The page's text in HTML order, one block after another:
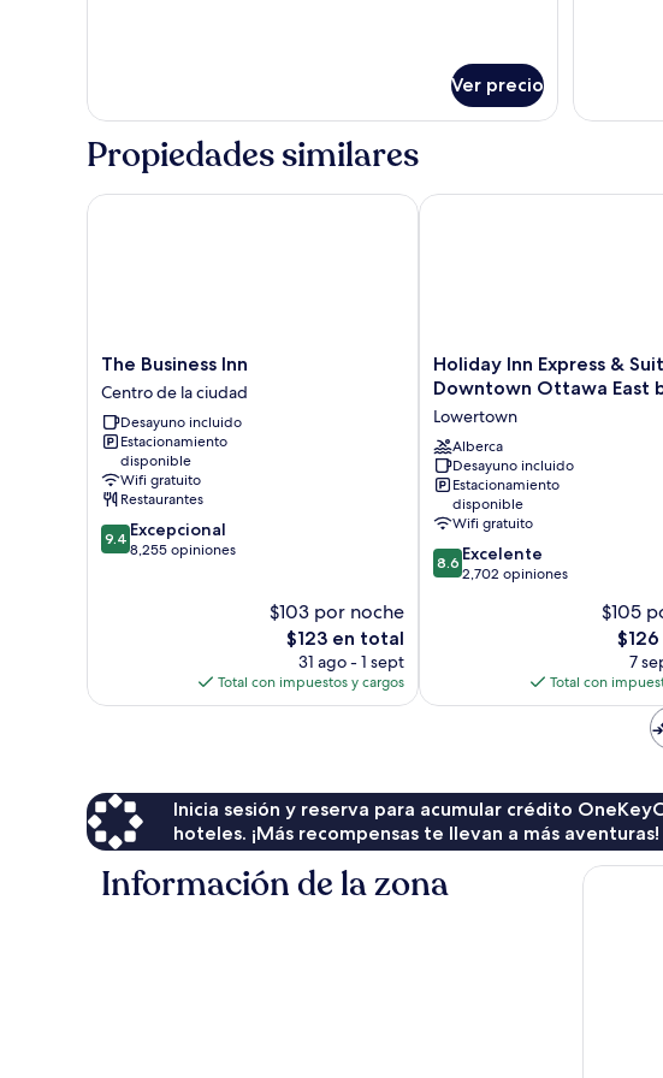
Ver precio
Propiedades similares
The
Business
Inn
Centro
de
la
ciudad
The Business Inn
Centro de la ciudad
Desayuno incluido
Estacionamiento
disponible
Wifi gratuito
Restaurantes
9.4
de
9.4 Excepcional
8,255 opiniones
$103 por noche
El
precio
actual
es
$123 en total
31 ago - 1 sept
Total con impuestos y cargos
The Business Inn
Holiday
Inn
&
Suites
Downtown
Ottawa
East
by
IHG
Lowertown
Holiday Inn Express &
Downtown Ottawa East
Lowertown
Alberca
Desayuno incluido
Estacionamiento
disponible
Wifi gratuito
8.6
de
8.6 Excelente
2,702 opiniones
$105
El
precio
actual
es
7
Total con
Holiday Inn Express &
Inicia sesión y reserva para acumular crédito
hoteles. ¡Más recompensas te llevan a más aventuras!
Información de la zona